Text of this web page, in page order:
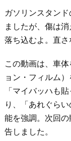
ガソリンスタン
ましたが、傷は
落ち込むよ。直さ
この動画は、車
ョン・フィルム
「マイバッハも
り、「あれぐら
能を強調。次回
告しました。